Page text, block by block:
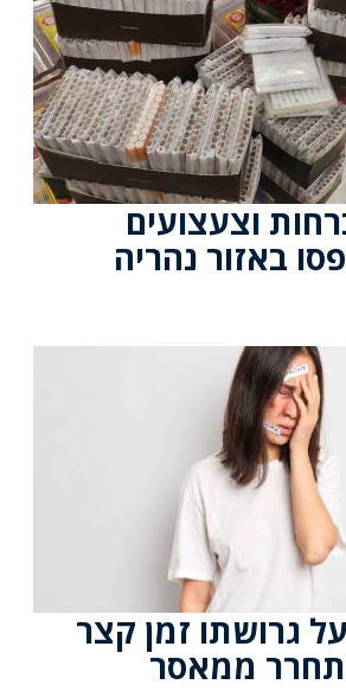
וצעצועים
באזור נהריה
גרושתו זמן קצר
ממאסר